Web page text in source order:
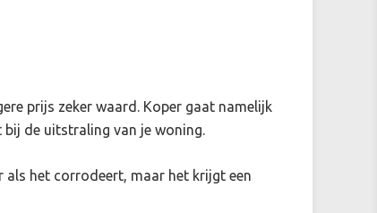
prijs zeker waard. Koper gaat namelijk
de uitstraling van je woning.
als het corrodeert, maar het krijgt een